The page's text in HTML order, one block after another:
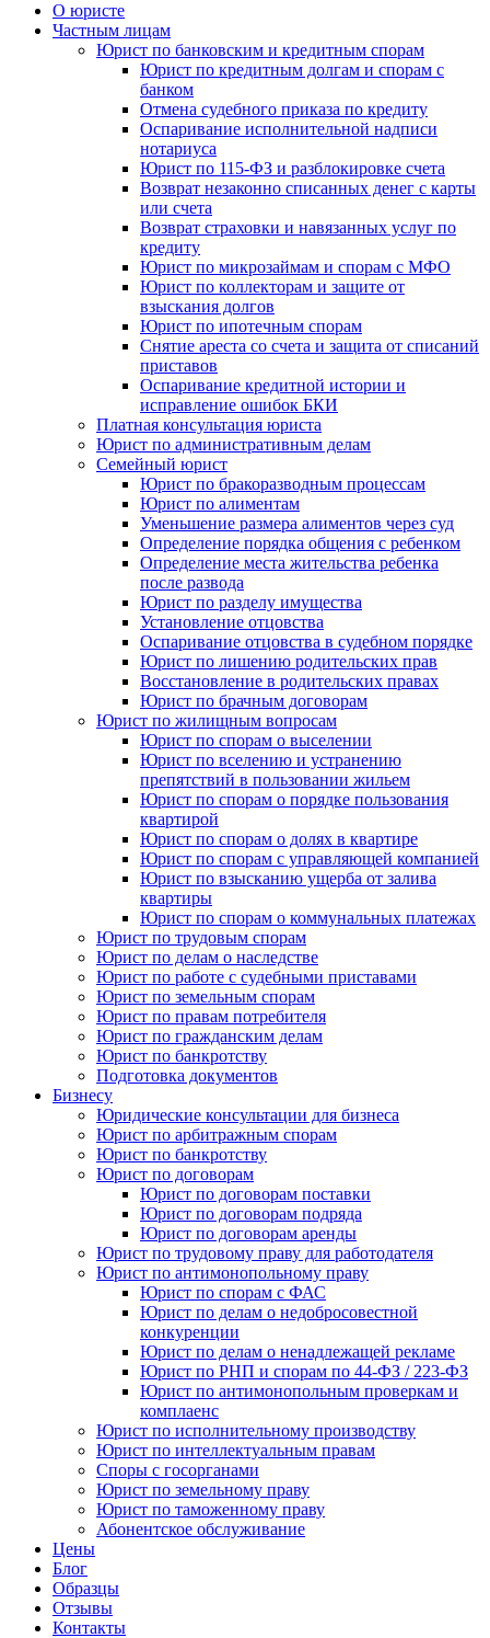
О юристе
Частным лицам
Юрист по банковским и кредитным спорам
Юрист по кредитным долгам и спорам с
банком
Отмена судебного приказа по кредиту
Оспаривание исполнительной надписи
нотариуса
Юрист по 115-ФЗ и разблокировке счета
Возврат незаконно списанных денег с карты
или счета
Возврат страховки и навязанных услуг по
кредиту
Юрист по микрозаймам и спорам с МФО
Юрист по коллекторам и защите от
взыскания долгов
Юрист по ипотечным спорам
Снятие ареста со счета и защита от списаний
приставов
Оспаривание кредитной истории и
исправление ошибок БКИ
Платная консультация юриста
Юрист по административным делам
Семейный юрист
Юрист по бракоразводным процессам
Юрист по алиментам
Уменьшение размера алиментов через суд
Определение порядка общения с ребенком
Определение места жительства ребенка
после развода
Юрист по разделу имущества
Установление отцовства
Оспаривание отцовства в судебном порядке
Юрист по лишению родительских прав
Восстановление в родительских правах
Юрист по брачным договорам
Юрист по жилищным вопросам
Юрист по спорам о выселении
Юрист по вселению и устранению
препятствий в пользовании жильем
Юрист по спорам о порядке пользования
квартирой
Юрист по спорам о долях в квартире
Юрист по спорам с управляющей компанией
Юрист по взысканию ущерба от залива
квартиры
Юрист по спорам о коммунальных платежах
Юрист по трудовым спорам
Юрист по делам о наследстве
Юрист по работе с судебными приставами
Юрист по земельным спорам
Юрист по правам потребителя
Юрист по гражданским делам
Юрист по банкротству
Подготовка документов
Бизнесу
Юридические консультации для бизнеса
Юрист по арбитражным спорам
Юрист по банкротству
Юрист по договорам
Юрист по договорам поставки
Юрист по договорам подряда
Юрист по договорам аренды
Юрист по трудовому праву для работодателя
Юрист по антимонопольному праву
Юрист по спорам с ФАС
Юрист по делам о недобросовестной
конкуренции
Юрист по делам о ненадлежащей рекламе
Юрист по РНП и спорам по 44-ФЗ / 223-ФЗ
Юрист по антимонопольным проверкам и
комплаенс
Юрист по исполнительному производству
Юрист по интеллектуальным правам
Споры с госорганами
Юрист по земельному праву
Юрист по таможенному праву
Абонентское обслуживание
Цены
Блог
Образцы
Отзывы
Контакты